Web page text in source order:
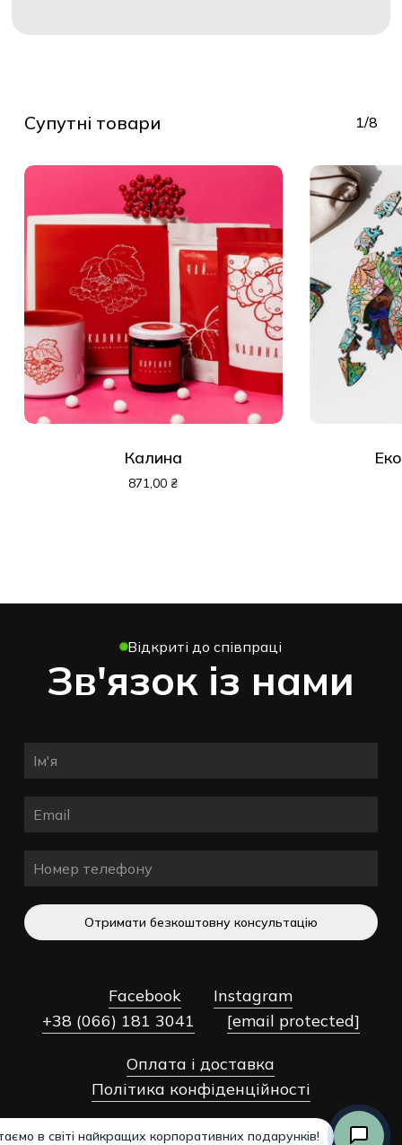
Оформлення
Замовлення
Супутні товари 1/8
Калина
871,00 ₴
Відкриті до співпраці
Зв'язок із нами
Отримати безкоштовну консультацію
Facebook
Instagram
+38 (066) 181 3041
[email protected]
Оплата і доставка
Політика конфіденційності